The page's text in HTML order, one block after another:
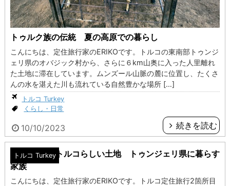
トゥルク族の伝統 夏の高原での暮らし
こんにちは、定住旅行家のERIKOです。トルコの東南部トゥンジ
ェリ県のオバジック村から、さらに６km山奥に入った人里離れ
た土地に滞在しています。ムンズール山脈の麓に位置し、たくさ
んの水を湛えた川も流れている自然豊かな場所 […]
トルコ Turkey
くらし・日常
10/10/2023 続きを読む
トルコ Turkey
トルコで1番トルコらしい土地 トゥンジェリ県に暮らす
家族
こんにちは、定住旅行家のERIKOです。トルコ定住旅行2箇所目